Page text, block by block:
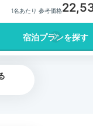
1名あたり 参考価格
宿泊プランを探す